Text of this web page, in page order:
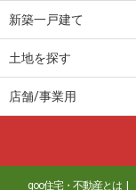
新築一戸建て
土地を探す
店舗/事業用
goo住宅・不動産とは